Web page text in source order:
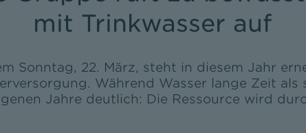
mit Trinkwasser auf
Sonntag, 22. März, steht in diesem Jahr
Während Wasser lange Zeit
Jahre deutlich: Die Ressource wird